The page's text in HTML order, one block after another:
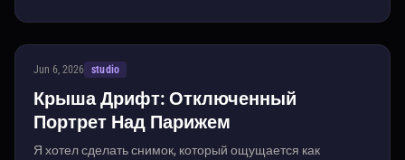
Jun 6, 2026 studio
Крыша Дрифт: Отключенный
Портрет Над Парижем
Я хотел сделать снимок, который ощущается как